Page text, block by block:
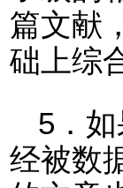
篇文献
础上综
5．
经被数